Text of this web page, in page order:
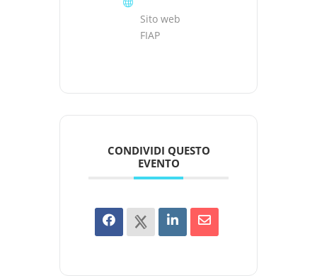
Sito web
FIAP
CONDIVIDI QUESTO
EVENTO